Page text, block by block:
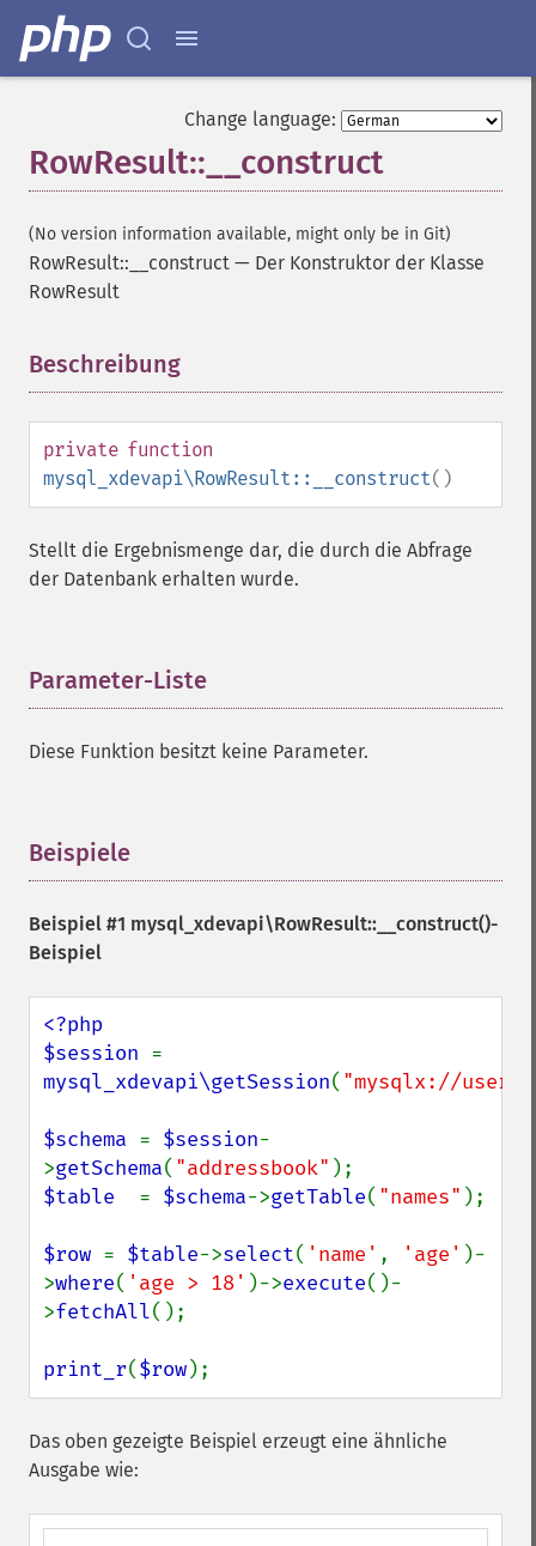
Change language:
RowResult::__construct
(No version information available, might only be in Git)
RowResult::__construct — Der Konstruktor der Klasse
RowResult
Beschreibung
private function
mysql_xdevapi\RowResult::__construct()
Stellt die Ergebnismenge dar, die durch die Abfrage
der Datenbank erhalten wurde.
Parameter-Liste
Diese Funktion besitzt keine Parameter.
Beispiele
Beispiel #1 mysql_xdevapi\RowResult::__construct()-
Beispiel
<?php
$session
mysql_xdevapi\getSession( "mysqlx://
$schema = $session-
>getSchema( "addressbook"
$table = $schema->getTable( "names" );
$row = $table->select( 'name' , 'age' )-
>where( 'age > 18' )->execute()-
>fetchAll();
print_r($row);
Das oben gezeigte Beispiel erzeugt eine ähnliche
Ausgabe wie: